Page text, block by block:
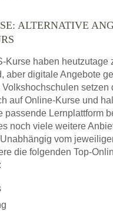
ALTERNATIVE
Kurse haben heutzutage
aber digitale Angebote
setzen
auf Online-Kurse und
passende Lernplattform
noch viele weitere
vom
die folgenden Top-